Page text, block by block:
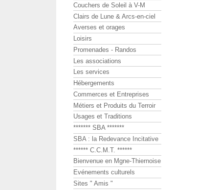
Couchers de Soleil à V-M
Clairs de Lune & Arcs-en-ciel
Averses et orages
Loisirs
Promenades - Randos
Les associations
Les services
Hébergements
Commerces et Entreprises
Métiers et Produits du Terroir
Usages et Traditions
******* SBA *******
SBA : la Redevance Incitative
****** C.C.M.T. ******
Bienvenue en Mgne-Thiernoise
Evénements culturels
Sites " Amis "